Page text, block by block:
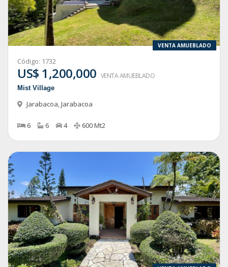
VENTA AMUEBLADO
Código: 1732
US$ 1,200,000 VENTA AMUEBLADO
Mist Village
Jarabacoa,Jarabacoa
6 6 4 600Mt2